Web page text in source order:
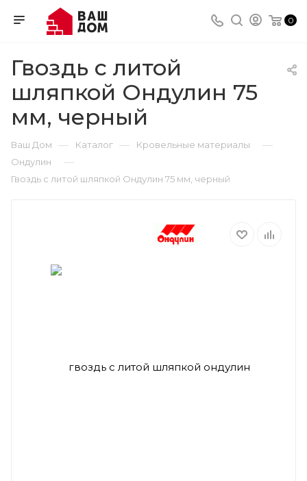
0
Гвоздь с литой
шляпкой Ондулин 75
мм, черный
Ваш Дом — Каталог — Кровельные материалы —
Ондулин —
Гвоздь с литой шляпкой Ондулин 75 мм, черный